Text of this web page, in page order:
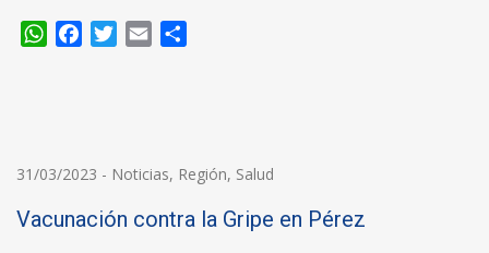
WhatsApp
FacebookTwitter
Email
31/03/2023 - Noticias, Región, Salud
Vacunación contra la Gripe en Pérez